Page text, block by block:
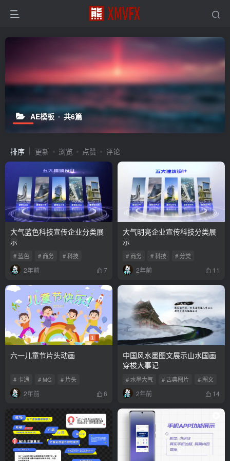
AE模板 共6篇
排序 更新 浏览 点赞 评论
大气蓝色科技宣传企业分类展
示
# 蓝色 # 商务 # 科技
2年前 7
大气明亮企业宣传科技分类展
示
# 商务 # 科技 # 分类
2年前 11
六一儿童节片头动画
# 卡通 # MG # 片头
2年前 6
中国风水墨图文展示山水国画
穿梭大事记
# 水墨大气 # 古典图片 # 图文
2年前 14